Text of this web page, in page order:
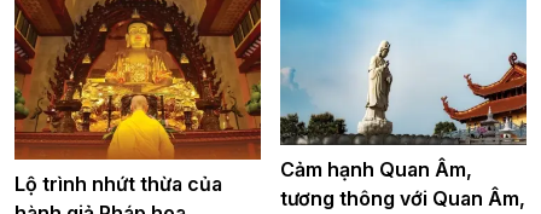
Lộ trình nhứt thừa của
Cảm hạnh Quan Âm,
tương thông với Quan Âm,